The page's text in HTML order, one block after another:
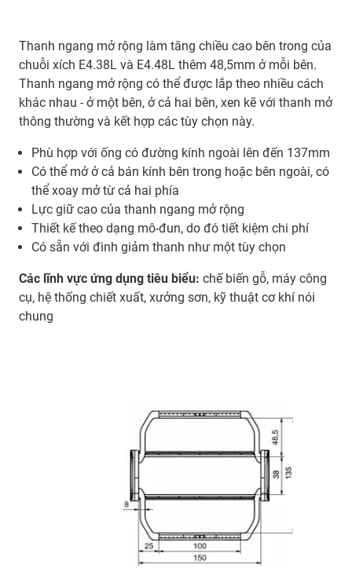
Thanh ngang mở rộng làm tăng chiều cao bên trong của
chuỗi xích E4.38L và E4.48L thêm 48,5mm ở mỗi bên.
Thanh ngang mở rộng có thể được lắp theo nhiều cách
khác nhau - ở một bên, ở cả hai bên, xen kẽ với thanh mở
thông thường và kết hợp các tùy chọn này.
Phù hợp với ống có đường kính ngoài lên đến 137mm
Có thể mở ở cả bán kính bên trong hoặc bên ngoài, có
thể xoay mở từ cả hai phía
Lực giữ cao của thanh ngang mở rộng
Thiết kế theo dạng mô-đun, do đó tiết kiệm chi phí
Có sẵn với đinh giảm thanh như một tùy chọn
Các lĩnh vực ứng dụng tiêu biểu: chế biến gỗ, máy công
cụ, hệ thống chiết xuất, xưởng sơn, kỹ thuật cơ khí nói
chung